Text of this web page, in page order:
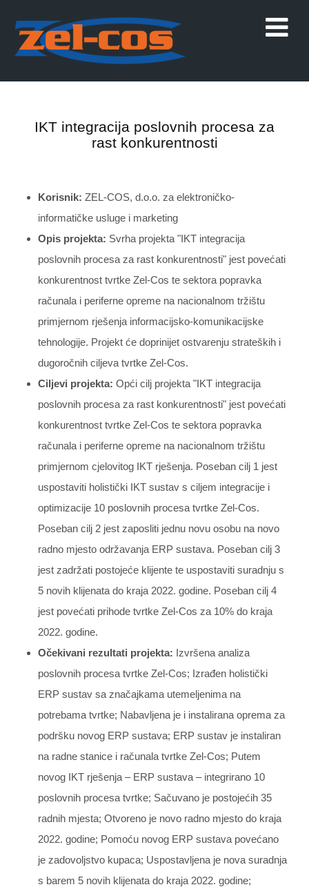
IKT integracija poslovnih procesa za
rast konkurentnosti
Korisnik: ZEL-COS, d.o.o. za elektroničko-
informatičke usluge i marketing
Opis projekta: Svrha projekta "IKT integracija
poslovnih procesa za rast konkurentnosti" jest povećati
konkurentnost tvrtke Zel-Cos te sektora popravka
računala i periferne opreme na nacionalnom tržištu
primjernom rješenja informacijsko-komunikacijske
tehnologije. Projekt će doprinijet ostvarenju strateških i
dugoročnih ciljeva tvrtke Zel-Cos.
Ciljevi projekta: Opći cilj projekta "IKT integracija
poslovnih procesa za rast konkurentnosti" jest povećati
konkurentnost tvrtke Zel-Cos te sektora popravka
računala i periferne opreme na nacionalnom tržištu
primjernom cjelovitog IKT rješenja. Poseban cilj 1 jest
uspostaviti holistički IKT sustav s ciljem integracije i
optimizacije 10 poslovnih procesa tvrtke Zel-Cos.
Poseban cilj 2 jest zaposliti jednu novu osobu na novo
radno mjesto održavanja ERP sustava. Poseban cilj 3
jest zadržati postojeće klijente te uspostaviti suradnju s
5 novih klijenata do kraja 2022. godine. Poseban cilj 4
jest povećati prihode tvrtke Zel-Cos za 10% do kraja
2022. godine.
Očekivani rezultati projekta: Izvršena analiza
poslovnih procesa tvrtke Zel-Cos; Izrađen holistički
ERP sustav sa značajkama utemeljenima na
potrebama tvrtke; Nabavljena je i instalirana oprema za
podršku novog ERP sustava; ERP sustav je instaliran
na radne stanice i računala tvrtke Zel-Cos; Putem
novog IKT rješenja – ERP sustava – integrirano 10
poslovnih procesa tvrtke; Sačuvano je postojećih 35
radnih mjesta; Otvoreno je novo radno mjesto do kraja
2022. godine; Pomoću novog ERP sustava povećano
je zadovoljstvo kupaca; Uspostavljena je nova suradnja
s barem 5 novih klijenata do kraja 2022. godine;